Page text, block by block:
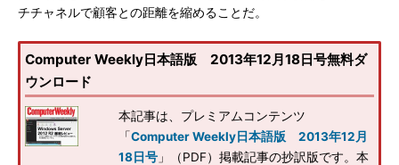
チチャネルで顧客との距離を縮めることだ。
Computer Weekly日本語版 2013年12月18日号無料ダ
ウンロード
本記事は、プレミアムコンテンツ
「Computer Weekly日本語版 2013年12月
18日号 」（PDF）掲載記事の抄訳版です。本